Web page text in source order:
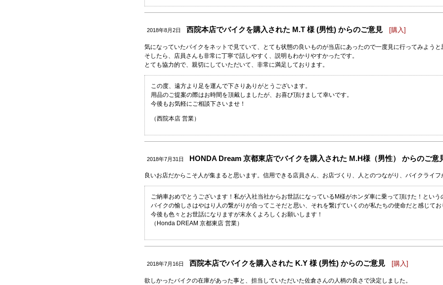
2018年8月2日 西院本店でバイクを購入された M.T 様 (男性) からのご意見 [購入]
気になっていたバイクをネットで見ていて、とても状態の良いものが当店にあったので一度見に行ってみようと
そしたら、店員さんも非常に丁寧で話しやすく、説明もわかりやすかったです。
とても協力的で、親切にしていただいて、非常に満足しております。
この度、遠方より足を運んで下さりありがとうございます。
用品のご提案の際はお時間を頂戴しましたが、お喜び頂けまして幸いです。
今後もお気軽にご相談下さいませ！
（西院本店 営業）
2018年7月31日 HONDA Dream 京都東店でバイクを購入された M.H様（男性） からのご意
良いお店だからこそ人が集まると思います。信用できる店員さん、お店づくり、人とのつながり、バイクライフ
ご納車おめでとうございます！私が入社当社からお世話になっているM様がホンダ車に乗って頂けた！という
バイクの愉しさはやはり人の繋がりが合ってこそだと思い、それを繋げていくのが私たちの使命だと感じて
今後も色々とお世話になりますが末永くよろしくお願いします！
（Honda DREAM 京都東店 営業）
2018年7月16日 西院本店でバイクを購入された K.Y 様 (男性) からのご意見 [購入]
欲しかったバイクの在庫があった事と、担当していただいた佐倉さんの人柄の良さで決定しました。